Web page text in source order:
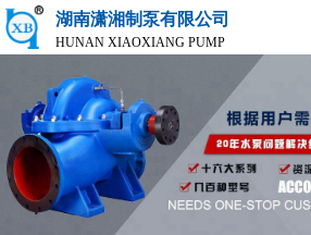
湖南潇湘制泵有限公司
HUNAN XIAOXIANG PUMP